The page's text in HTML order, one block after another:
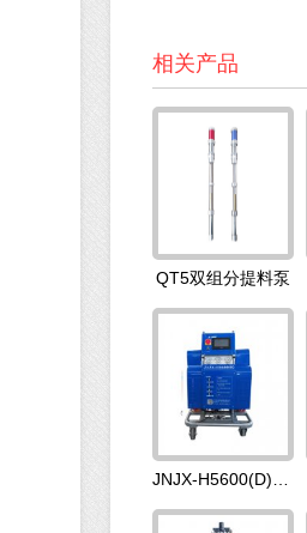
相关产品
QT5双组分提料泵